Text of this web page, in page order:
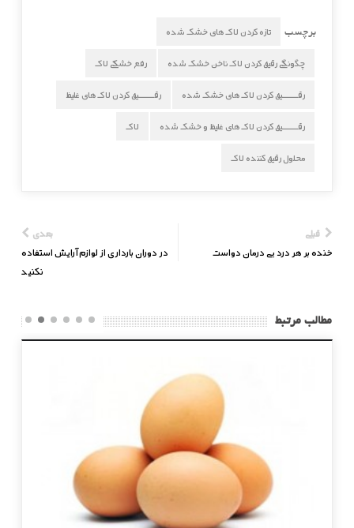
برچسب تازه کردن لاک های خشک شده
چگونگی رقیق کردن لاک ناخن خشک شده رفع خشکی لاک
رقــــــــــیق کردن لاک های خشک شده رقــــــــــیق کردن لاک های غلیظ
رقــــــــــیق کردن لاک های غلیظ و خشک شده لاک
محلول رقیق کننده لاک
قبلی
خنده بر هر درد بی درمان دواست
بعدی
در دوران بارداری از لوازم آرایش استفاده
نکنید
مطالب مرتبط